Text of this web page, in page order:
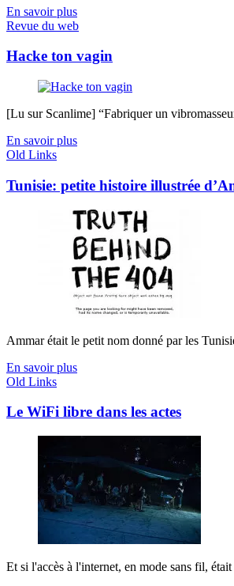
En savoir plus
Revue du web
Hacke ton vagin
[Lu sur Scanlime] “Fabriquer un
En savoir plus
Old Links
Tunisie: petite histoire illustrée
Ammar était le petit nom donné par les
En savoir plus
Old Links
Le WiFi libre dans les actes
Et si l'accès à l'internet, en mode sans fil,